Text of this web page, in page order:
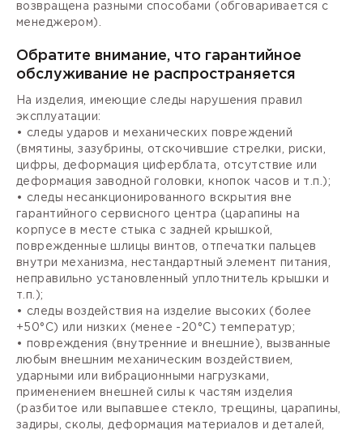
возвращена разными способами (обговаривается с
менеджером).
Обратите внимание, что гарантийное
обслуживание не распространяется
На изделия, имеющие следы нарушения правил
эксплуатации:
• следы ударов и механических повреждений
(вмятины, зазубрины, отскочившие стрелки, риски,
цифры, деформация циферблата, отсутствие или
деформация заводной головки, кнопок часов и т.п.);
• следы несанкционированного вскрытия вне
гарантийного сервисного центра (царапины на
корпусе в месте стыка с задней крышкой,
поврежденные шлицы винтов, отпечатки пальцев
внутри механизма, нестандартный элемент питания,
неправильно установленный уплотнитель крышки и
т.п.);
• следы воздействия на изделие высоких (более
+50°С) или низких (менее -20°С) температур;
• повреждения (внутренние и внешние), вызванные
любым внешним механическим воздействием,
ударными или вибрационными нагрузками,
применением внешней силы к частям изделия
(разбитое или выпавшее стекло, трещины, царапины,
задиры, сколы, деформация материалов и деталей,